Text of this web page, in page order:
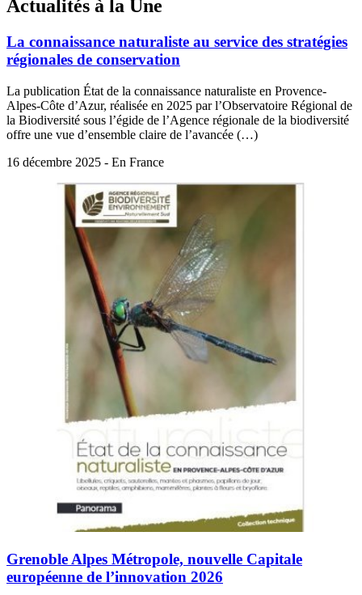
Actualités à la Une
La connaissance naturaliste au service des stratégies
régionales de conservation
La publication État de la connaissance naturaliste en Provence-
Alpes-Côte d’Azur, réalisée en 2025 par l’Observatoire Régional de
la Biodiversité sous l’égide de l’Agence régionale de la biodiversité
offre une vue d’ensemble claire de l’avancée (…)
16 décembre 2025 - En France
Grenoble Alpes Métropole, nouvelle Capitale
européenne de l’innovation 2026